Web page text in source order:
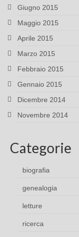
Giugno 2015
Maggio 2015
Aprile 2015
Marzo 2015
Febbraio 2015
Gennaio 2015
Dicembre 2014
Novembre 2014
Categorie
biografia
genealogia
letture
ricerca